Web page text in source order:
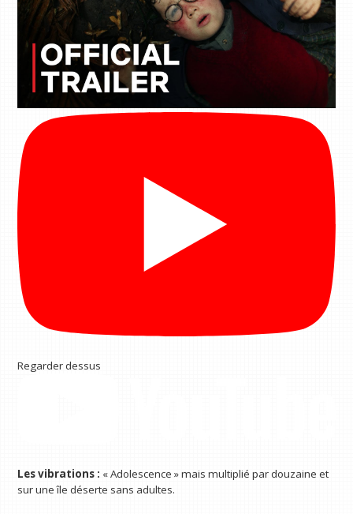
Regarder dessus
Les vibrations : « Adolescence » mais multiplié par douzaine et
sur une île déserte sans adultes.